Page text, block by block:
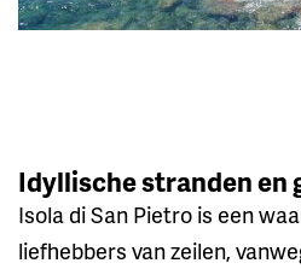
Idyllische stranden en
Isola di San Pietro is een
liefhebbers van zeilen,